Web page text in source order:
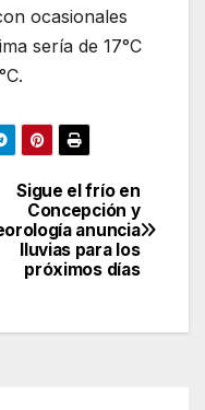
ocasionales
sería de 17°C
Sigue el frío en
Concepción y
anuncia
lluvias para los
próximos días